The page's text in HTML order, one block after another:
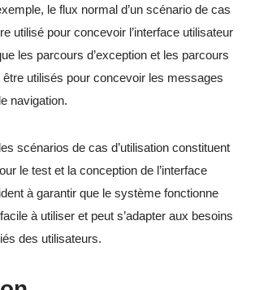
le flux normal d’un scénario de cas
utilisé pour concevoir l’interface utilisateur
les parcours d’exception et les parcours
utilisés pour concevoir les messages
navigation.
scénarios de cas d’utilisation constituent
le test et la conception de l’interface
à garantir que le système fonctionne
à utiliser et peut s’adapter aux besoins
des utilisateurs.